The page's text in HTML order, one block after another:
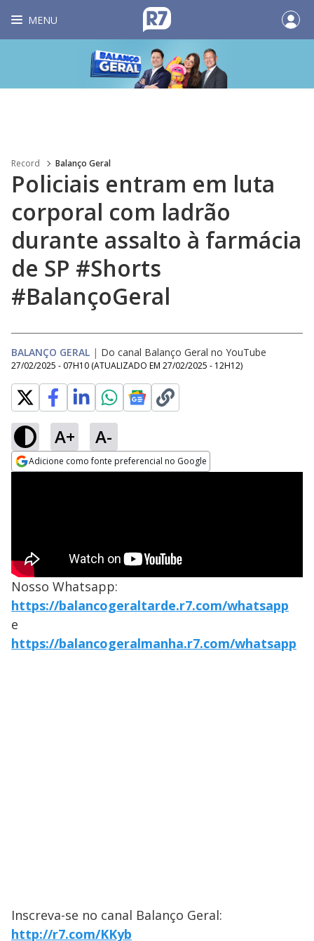
MENU
Record Balanço Geral
Policiais entram em luta
corporal com ladrão
durante assalto à farmácia
de SP #Shorts
#BalançoGeral
BALANÇO GERAL | Do canal Balanço Geral no YouTube
27/02/2025 - 07H10 (ATUALIZADO EM 27/02/2025 - 12H12)
A+ A-
Adicione como fonte preferencial no Google
Nosso Whatsapp:
https://balancogeraltarde.r7.com/whatsapp
e
https://balancogeralmanha.r7.com/whatsapp
Inscreva-se no canal Balanço Geral:
http://r7.com/KKyb